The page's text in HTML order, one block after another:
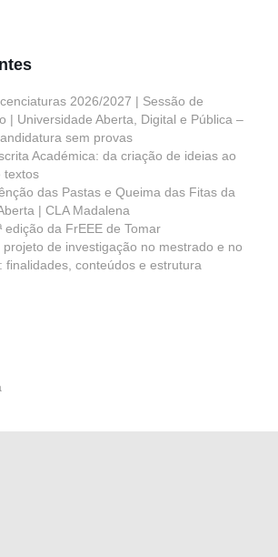
2026/2027 | Sessão de
| Universidade Aberta, Digital e Pública –
sem provas
Académica: da criação de ideias ao
textos
das Pastas e Queima das Fitas da
| CLA Madalena
edição da FrEEE de Tomar
de investigação no mestrado e no
finalidades, conteúdos e estrutura